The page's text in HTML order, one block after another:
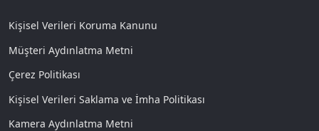
Kişisel Verileri Koruma Kanunu
Müşteri Aydınlatma Metni
Çerez Politikası
Kişisel Verileri Saklama ve İmha Politikası
Kamera Aydınlatma Metni